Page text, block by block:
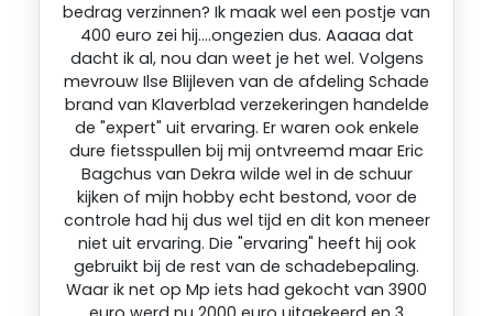
bedrag verzinnen? Ik maak wel een postje van
400 euro zei hij….ongezien dus. Aaaaa dat
dacht ik al, nou dan weet je het wel. Volgens
mevrouw Ilse Blijleven van de afdeling Schade
brand van Klaverblad verzekeringen handelde
de "expert" uit ervaring. Er waren ook enkele
dure fietsspullen bij mij ontvreemd maar Eric
Bagchus van Dekra wilde wel in de schuur
kijken of mijn hobby echt bestond, voor de
controle had hij dus wel tijd en dit kon meneer
niet uit ervaring. Die "ervaring" heeft hij ook
gebruikt bij de rest van de schadebepaling.
Waar ik net op Mp iets had gekocht van 3900